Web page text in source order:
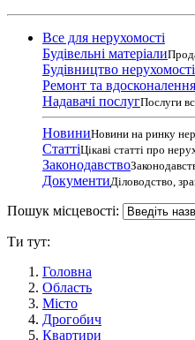
Все для нерухомості
Будівельні матеріали
Будівництво нерухомості
Ремонт та вдосконалення
Надавачі послугПослуги
НовиниНовини на ринку
СтаттіЦікаві статті про
Законодавство
ДокументиДіловодство,
Пошук місцевості:
Ти тут:
Головна
Область
Місто
Дрогобич
Квартири